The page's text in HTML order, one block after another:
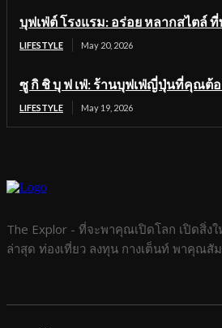
บุฟเฟ่ต์ โรงแรม: อร่อย หลากสไตล์
LIFESTYLE May 20, 2026
ซู กิ ชิ บุ ฟ เฟ่: ร้านบุฟเฟ่ญี่ปุ่นที่คุณต้
LIFESTYLE May 19, 2026
The Explor - ที่จะพาคุณเปิดโลก เปิดสิ่ง
ล่าสุด ท่องเที่ยว ลงทุน กางเต็นท์ พาคุณสั